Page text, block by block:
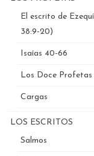
El escrito de
38:9-20)
Isaías 40-66
Los Doce Profetas
Cargas
LOS ESCRITOS
Salmos